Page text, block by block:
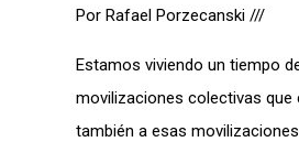
Por Rafael Porzecanski ///
Estamos viviendo un tiempo
movilizaciones colectivas que
también a esas